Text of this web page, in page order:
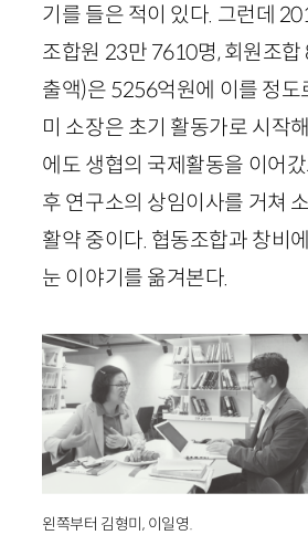
기를 들은 적이 있다. 그런데
조합원 23만 7610명, 회원조합
출액)은 5256억원에 이를 정도
미 소장은 초기 활동가로 시작
에도 생협의 국제활동을 이어
후 연구소의 상임이사를 거쳐
활약 중이다. 협동조합과 창비
눈 이야기를 옮겨본다.
왼쪽부터 김형미, 이일영.